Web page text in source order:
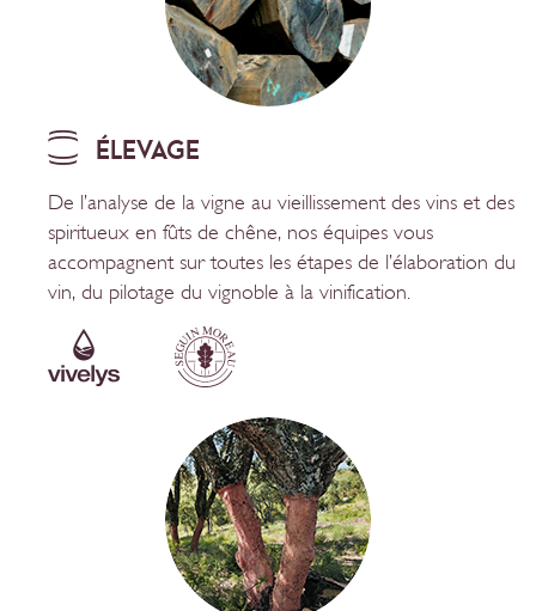
ÉLEVAGE
De l’analyse de la vigne au vieillissement des vins et des
spiritueux en fûts de chêne, nos équipes vous
accompagnent sur toutes les étapes de l’élaboration du
vin, du pilotage du vignoble à la vinification.